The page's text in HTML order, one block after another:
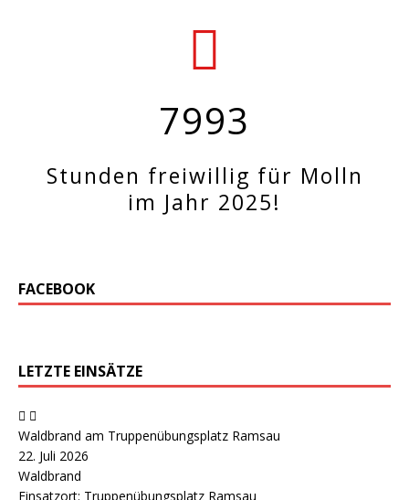
7993
Stunden freiwillig für Molln
im Jahr 2025!
FACEBOOK
LETZTE EINSÄTZE
Waldbrand am Truppenübungsplatz Ramsau
22. Juli 2026
Waldbrand
Einsatzort: Truppenübungsplatz Ramsau